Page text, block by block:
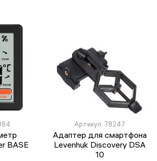
BASE
Артикул: 78247
Адаптер для смартфона
Levenhuk Discovery DSA
10